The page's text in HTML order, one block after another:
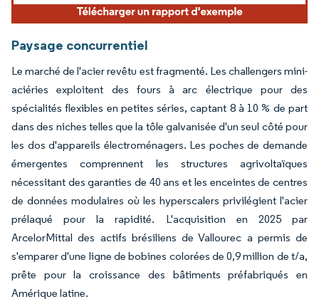
Paysage concurrentiel
Le marché de l'acier revêtu est fragmenté. Les challengers mini-
aciéries exploitent des fours à arc électrique pour des
spécialités flexibles en petites séries, captant 8 à 10 % de part
dans des niches telles que la tôle galvanisée d'un seul côté pour
les dos d'appareils électroménagers. Les poches de demande
émergentes comprennent les structures agrivoltaïques
nécessitant des garanties de 40 ans et les enceintes de centres
de données modulaires où les hyperscalers privilégient l'acier
prélaqué pour la rapidité. L'acquisition en 2025 par
ArcelorMittal des actifs brésiliens de Vallourec a permis de
s'emparer d'une ligne de bobines colorées de 0,9 million de t/a,
prête pour la croissance des bâtiments préfabriqués en
Amérique latine.